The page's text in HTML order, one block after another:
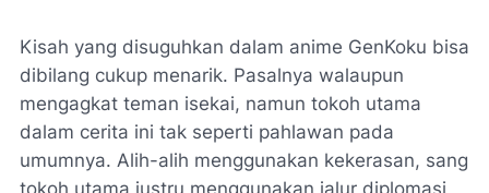
Kisah yang disuguhkan dalam anime GenKoku bisa
dibilang cukup menarik. Pasalnya walaupun
mengagkat teman isekai, namun tokoh utama
dalam cerita ini tak seperti pahlawan pada
umumnya. Alih-alih menggunakan kekerasan, sang